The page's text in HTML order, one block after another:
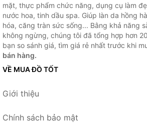
mặt, thực phẩm chức năng, dụng cụ làm
nước hoa, tinh dầu spa. Giúp làn da hồng
hóa, căng tràn sức sống... Bằng khả năng
không ngừng, chúng tôi đã tổng hợp hơn
bạn so sánh giá, tìm giá rẻ nhất trước khi
bán hàng.
VỀ MUA ĐỒ TỐT
Giới thiệu
Chính sách bảo mật